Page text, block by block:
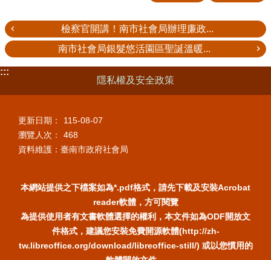
檢察官開講！南市社會局辦理廉政...
南市社會局銀髮悠活園區聖誕溫暖...
:::
隱私權及安全政策
更新日期：
115-08-07
瀏覽人次：
468
資料維護：臺南市政府社會局
本網站提供之下檔案如為*.pdf格式，請先下載及安裝Acrobat
reader軟體，方可閱覽
為提供使用者有文書軟體選擇的權利，本文件如為ODF開放文
件格式，建議您安裝免費開源軟體(http://zh-
tw.libreoffice.org/download/libreoffice-still/) 或以您慣用的